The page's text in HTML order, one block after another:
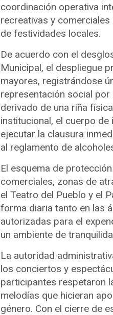
coordinación operativa
recreativas y
de festividades locales.
De acuerdo con el
Municipal, el despliegue
mayores, registrándose
representación social
derivado de una riña
institucional, el cuerpo
ejecutar la clausura
al reglamento de
El esquema de
comerciales, zonas de
el Teatro del Pueblo y el
forma diaria tanto en las
autorizadas para el
un ambiente de
La autoridad
los conciertos y
participantes respetaron
melodías que hicieran
género. Con el cierre de